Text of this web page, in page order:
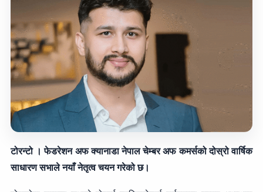
टोरन्टो । फेडरेशन अफ क्यानाडा नेपाल चेम्बर अफ कमर्सको दोस्रो वार्षिक
साधारण सभाले नयाँ नेतृत्व चयन गरेको छ।